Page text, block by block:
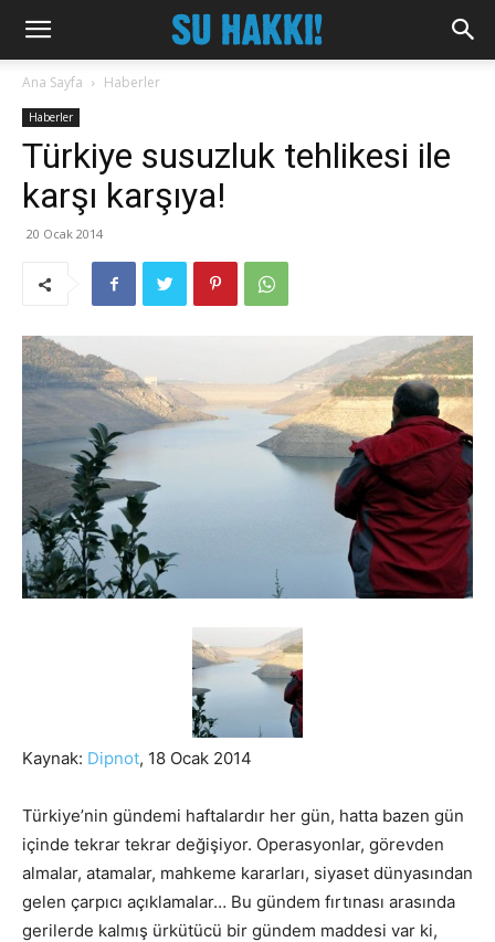
Ana Sayfa Haberler
Haberler
Türkiye susuzluk tehlikesi ile
karşı karşıya!
20 Ocak 2014
Kaynak: Dipnot, 18 Ocak 2014
Türkiye’nin gündemi haftalardır her gün, hatta bazen gün
içinde tekrar tekrar değişiyor. Operasyonlar, görevden
almalar, atamalar, mahkeme kararları, siyaset dünyasından
gelen çarpıcı açıklamalar… Bu gündem fırtınası arasında
gerilerde kalmış ürkütücü bir gündem maddesi var ki,